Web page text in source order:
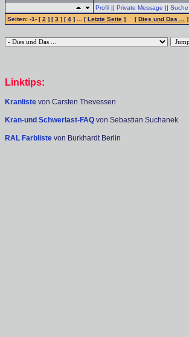
Profil || Private Message || Suche
Seiten: -1- [2 ] [3 ] [4 ] ... [Letzte Seite ] [Dies und Das ... ]
Linktips:
Kranliste von Carsten Thevessen
Kran-und Schwerlast-FAQ von Sebastian Suchanek
RAL Farbliste von Burkhardt Berlin